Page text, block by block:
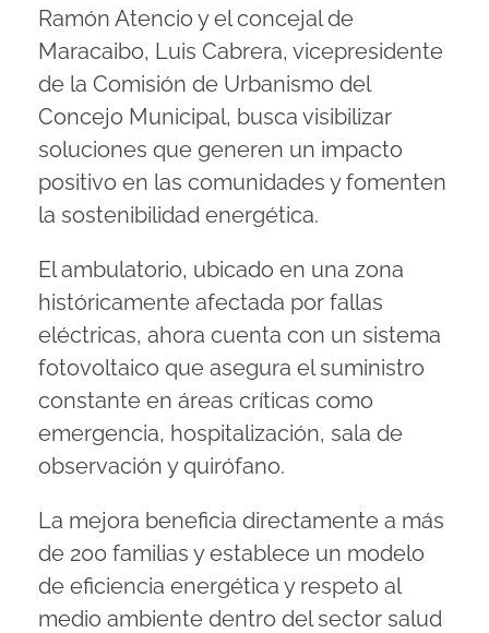
Ramón Atencio y el concejal de
Maracaibo, Luis Cabrera, vicepresidente
de la Comisión de Urbanismo del
Concejo Municipal, busca visibilizar
soluciones que generen un impacto
positivo en las comunidades y fomenten
la sostenibilidad energética.
El ambulatorio, ubicado en una zona
históricamente afectada por fallas
eléctricas, ahora cuenta con un sistema
fotovoltaico que asegura el suministro
constante en áreas críticas como
emergencia, hospitalización, sala de
observación y quirófano.
La mejora beneficia directamente a más
de 200 familias y establece un modelo
de eficiencia energética y respeto al
medio ambiente dentro del sector salud